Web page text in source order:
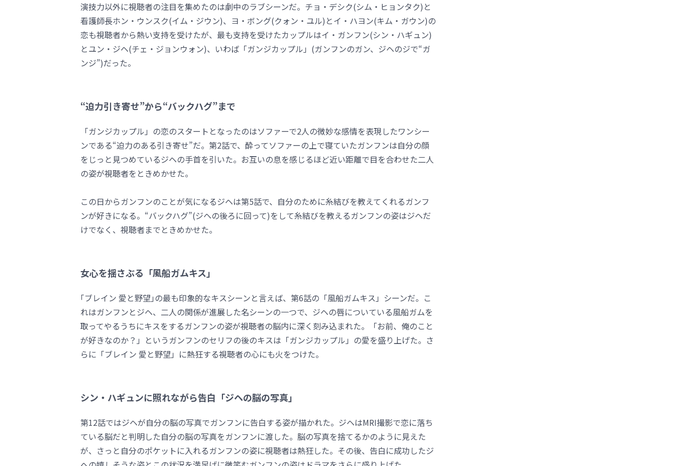
演技力以外に視聴者の注目を集めたのは劇中のラブシーンだ。チョ・デシク(シム・ヒョンタク)と
看護師長ホン・ウンスク(イム・ジウン)、ヨ・ボング(クォン・ユル)とイ・ハヨン(キム・ガウン)の
恋も視聴者から熱い支持を受けたが、最も支持を受けたカップルはイ・ガンフン(シン・ハギュン)
とユン・ジヘ(チェ・ジョンウォン)、いわば「ガンジカップル」(ガンフンのガン、ジヘのジで“ガ
ンジ”)だった。
“迫力引き寄せ”から“バックハグ”まで
「ガンジカップル」の恋のスタートとなったのはソファーで2人の微妙な感情を表現したワンシー
ンである“迫力のある引き寄せ”だ。第2話で、酔ってソファーの上で寝ていたガンフンは自分の顔
をじっと見つめているジヘの手首を引いた。お互いの息を感じるほど近い距離で目を合わせた二人
の姿が視聴者をときめかせた。
この日からガンフンのことが気になるジヘは第5話で、自分のために糸結びを教えてくれるガンフ
ンが好きになる。“バックハグ”(ジヘの後ろに回って)をして糸結びを教えるガンフンの姿はジヘだ
けでなく、視聴者までときめかせた。
女心を揺さぶる「風船ガムキス」
｢ブレイン 愛と野望｣の最も印象的なキスシーンと言えば、第6話の「風船ガムキス」シーンだ。こ
れはガンフンとジヘ、二人の関係が進展した名シーンの一つで、ジヘの唇についている風船ガムを
取ってやるうちにキスをするガンフンの姿が視聴者の脳内に深く刻み込まれた。「お前、俺のこと
が好きなのか？」というガンフンのセリフの後のキスは「ガンジカップル」の愛を盛り上げた。さ
らに「ブレイン 愛と野望」に熱狂する視聴者の心にも火をつけた。
シン・ハギュンに照れながら告白「ジヘの脳の写真」
第12話ではジヘが自分の脳の写真でガンフンに告白する姿が描かれた。ジヘはMRI撮影で恋に落ち
ている脳だと判明した自分の脳の写真をガンフンに渡した。脳の写真を捨てるかのように見えた
が、さっと自分のポケットに入れるガンフンの姿に視聴者は熱狂した。その後、告白に成功したジ